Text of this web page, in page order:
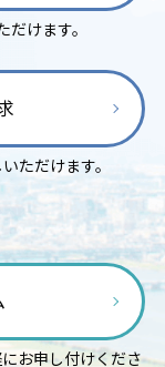
けます。
ただけます。
お申し付けくださ